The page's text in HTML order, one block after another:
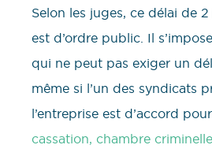
Selon les juges, ce délai de
est d’ordre public. Il
qui ne peut pas exiger un
même si l’un des syndicats
l’entreprise est d’accord
cassation, chambre